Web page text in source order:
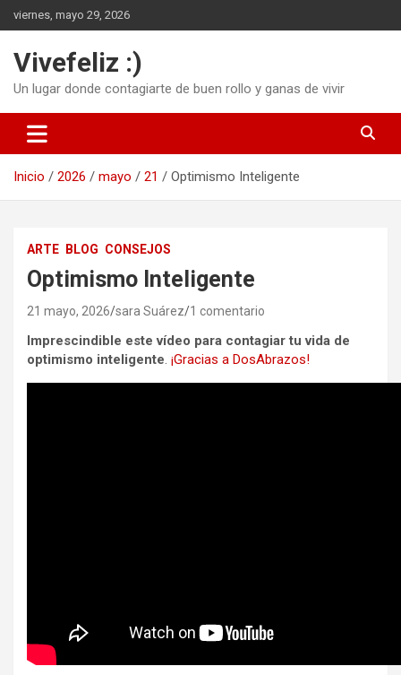
Saltar
al
viernes, mayo 29, 2026
Vivefeliz :)
Un lugar donde contagiarte de buen rollo y ganas de vivir
Inicio 2026 mayo 21 Optimismo Inteligente
ARTE BLOG CONSEJOS
Optimismo Inteligente
21 mayo, 2026 sara Suárez 1 comentario
Imprescindible este vídeo para contagiar tu vida de
optimismo inteligente. ¡Gracias a DosAbrazos!